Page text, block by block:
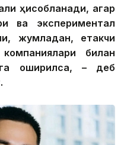
ҳисобланади, агар
ва экспериментал
жумладан, етакчи
билан
оширилса, – деб